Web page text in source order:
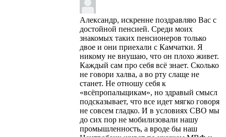
Александр, искренне поздравляю Вас с
достойной пенсией. Среди моих
знакомых таких пенсионеров только
двое и они приехали с Камчатки. Я
никому не внушаю, что он плохо живет.
Каждый сам про себя всё знает. Сколько
не говори халва, а во рту слаще не
станет. Не отношу себя к
«всёпропальщикам», но здравый смысл
подсказывает, что все идет мягко говоря
не совсем гладко. И в условиях СВО мы
до сих пор не мобилизовали нашу
промышленность, а вроде бы наш